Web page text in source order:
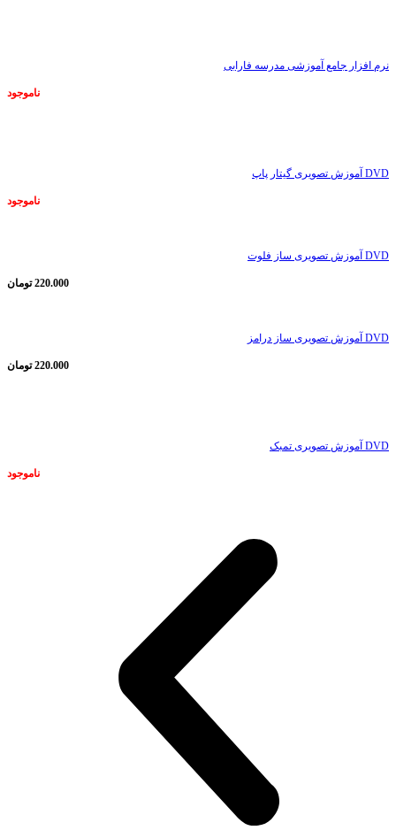
نرم افزار جامع آموزشی مدرسه فارابی
ناموجود
DVD آموزش تصویری گیتار پاپ
ناموجود
DVD آموزش تصویری ساز فلوت
220.000 تومان
DVD آموزش تصویری ساز درامز
220.000 تومان
DVD آموزش تصویری تمبک
ناموجود